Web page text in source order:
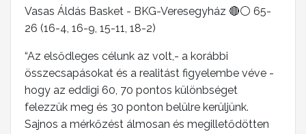
Vasas Áldás Basket - BKG-Veresegyház 🔴⚪️ 65-
26 (16-4, 16-9, 15-11, 18-2)
“Az elsődleges célunk az volt,- a korábbi
összecsapásokat és a realitást figyelembe véve -
hogy az eddigi 60, 70 pontos különbséget
felezzük meg és 30 ponton belülre kerüljünk.
Sajnos a mérkőzést álmosan és megilletődötten